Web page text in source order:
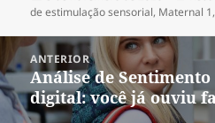
em
de estimulação sensorial, Maternal 1,
Navegação
de
Post
ANTERIOR
Post
anterior:
Análise de
digital: você já ouviu